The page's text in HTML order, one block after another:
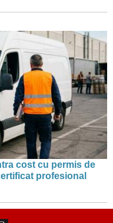
cost cu permis de
profesional